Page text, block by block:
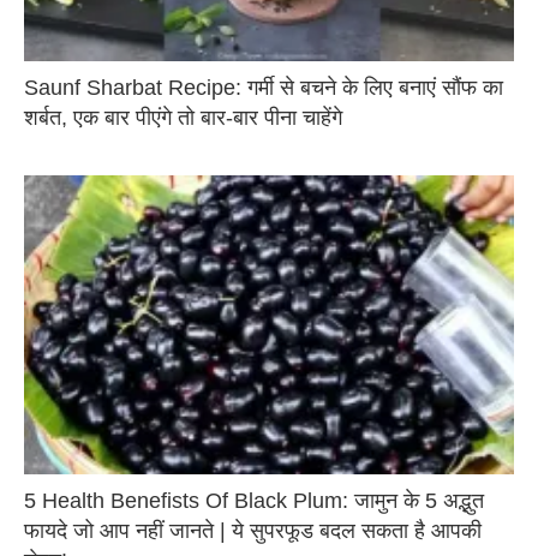
Saunf Sharbat Recipe: गर्मी से बचने के लिए बनाएं सौंफ का
शर्बत, एक बार पीएंगे तो बार-बार पीना चाहेंगे
5 Health Benefists Of Black Plum: जामुन के 5 अद्भुत
फायदे जो आप नहीं जानते | ये सुपरफूड बदल सकता है आपकी